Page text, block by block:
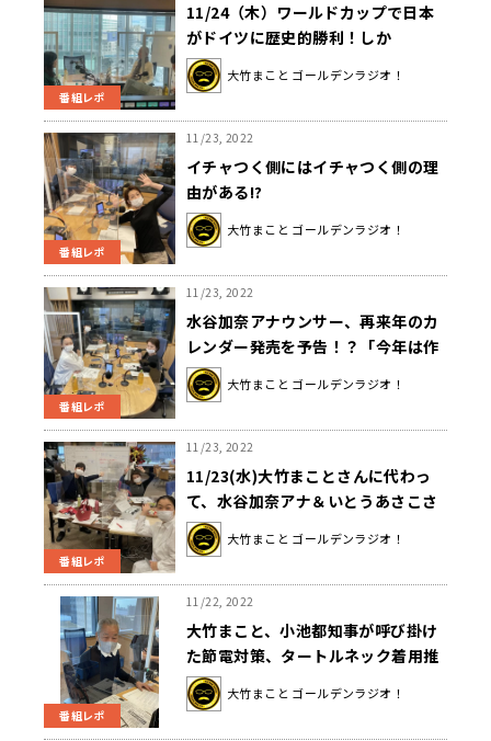
番組レポ
11/24（木）ワールドカップで日本
がドイツに歴史的勝利！しか
し・・・？
大竹まこと ゴールデンラジオ！
番組レポ
11/23, 2022
イチャつく側にはイチャつく側の理
由がある!?
大竹まこと ゴールデンラジオ！
番組レポ
11/23, 2022
水谷加奈アナウンサー、再来年のカ
レンダー発売を予告！？「今年は作
ってないけど、来年は作ります」
大竹まこと ゴールデンラジオ！
番組レポ
11/23, 2022
11/23(水)大竹まことさんに代わっ
て、水谷加奈アナ＆いとうあさこさ
んのゴールデンコンビ！？山田弥希
寿アナは大緊張！？
大竹まこと ゴールデンラジオ！
番組レポ
11/22, 2022
大竹まこと、小池都知事が呼び掛け
た節電対策、タートルネック着用推
奨に「うるさいよ！」
大竹まこと ゴールデンラジオ！